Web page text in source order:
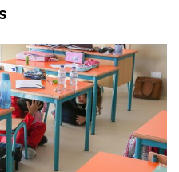
Treme” realizar-se-á